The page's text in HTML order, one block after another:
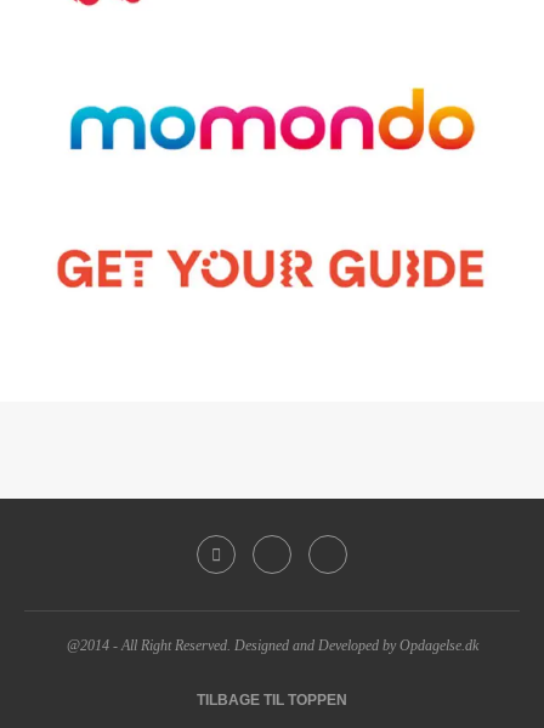
@2014 - All Right Reserved. Designed and Developed by Opdagelse.dk
TILBAGE TIL TOPPEN